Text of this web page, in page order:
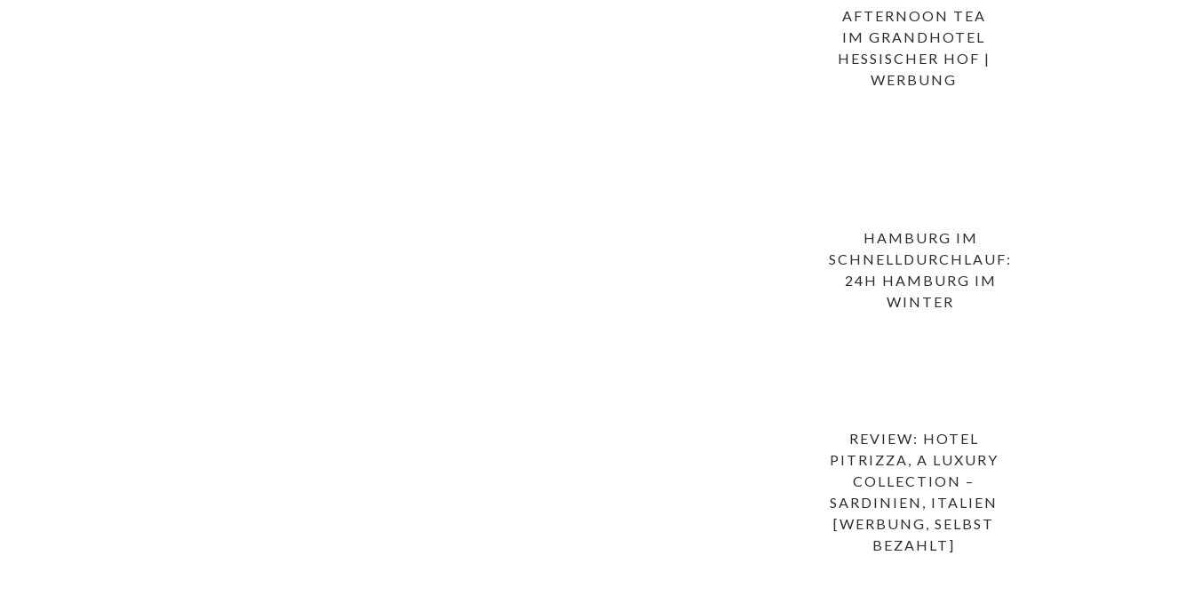
AFTERNOON TEA
IM GRANDHOTEL
HESSISCHER HOF |
WERBUNG
HAMBURG IM
SCHNELLDURCHLAUF:
24H HAMBURG IM
WINTER
REVIEW: HOTEL
PITRIZZA, A LUXURY
COLLECTION –
SARDINIEN, ITALIEN
[WERBUNG, SELBST
BEZAHLT]